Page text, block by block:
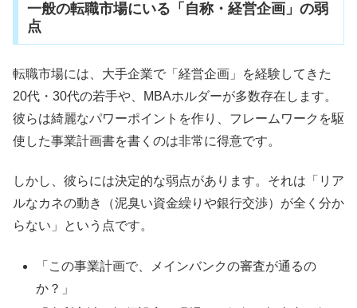
一般の転職市場にいる「自称・経営企画」の弱
点
転職市場には、大手企業で「経営企画」を経験してきた
20代・30代の若手や、MBAホルダーが多数存在します。
彼らは綺麗なパワーポイントを作り、フレームワークを駆
使した事業計画書を書くのは非常に得意です。
しかし、彼らには決定的な弱点があります。それは「リア
ルなカネの動き（泥臭い資金繰りや銀行交渉）が全く分か
らない」という点です。
「この事業計画で、メインバンクの審査が通るの
か？」